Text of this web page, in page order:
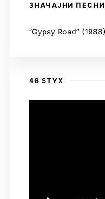
ЗНАЧАЈНИ ПЕСНИ
“Gypsy Road” (1988)
46 STYX